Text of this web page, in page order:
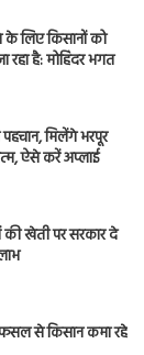
के लिए किसानों को
रहा है: मोहिंदर भगत
मिलेंगे भरपूर
ऐसे करें अप्लाई
खेती पर सरकार दे
से किसान कमा रहे